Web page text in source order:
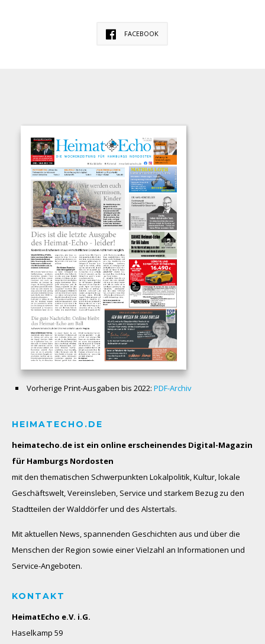
FACEBOOK
Vorherige Print-Ausgaben bis 2022: PDF-Archiv
HEIMATECHO.DE
heimatecho.de ist ein online erscheinendes Digital-Magazin
für Hamburgs Nordosten
mit den thematischen Schwerpunkten Lokalpolitik, Kultur, lokale
Geschäftswelt, Vereinsleben, Service und starkem Bezug zu den
Stadtteilen der Walddörfer und des Alstertals.
Mit aktuellen News, spannenden Geschichten aus und über die
Menschen der Region sowie einer Vielzahl an Informationen und
Service-Angeboten.
KONTAKT
HeimatEcho e.V. i.G.
Haselkamp 59